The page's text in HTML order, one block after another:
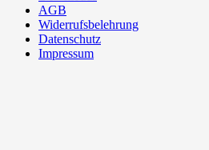
AGB
Widerrufsbelehrung
Datenschutz
Impressum